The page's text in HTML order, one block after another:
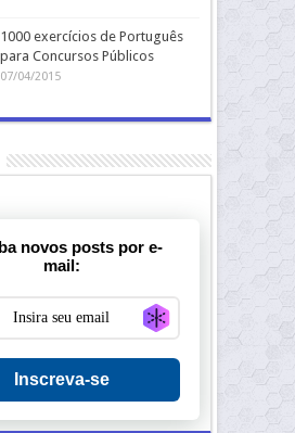
1000 exercícios de Português
para Concursos Públicos
07/04/2015
novos posts por e-
mail:
Generate new
Inscreva-se